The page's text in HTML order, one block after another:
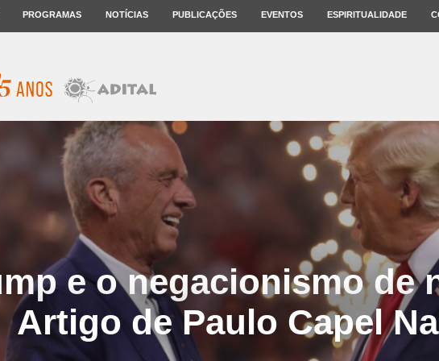
PROGRAMAS NOTÍCIAS PUBLICAÇÕES EVENTOS ESPIRITUALIDADE
e o negacionismo de
Artigo de Paulo Capel